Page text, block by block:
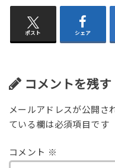
ポスト シェア
コメントを残す
メールアドレスが公開さ
ている欄は必須項目です
コメント ※